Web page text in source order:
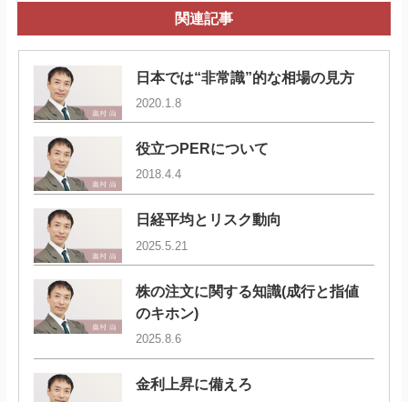
関連記事
日本では“非常識”的な相場の見方
2020.1.8
役立つPERについて
2018.4.4
日経平均とリスク動向
2025.5.21
株の注文に関する知識(成行と指値
のキホン)
2025.8.6
金利上昇に備えろ